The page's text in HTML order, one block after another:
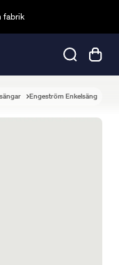
fabrik
Engeström Enkelsäng